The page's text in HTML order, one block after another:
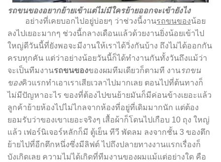
รถขนของอยากย้ายเข้าแต่ไม่มีใครย้ายออกจะเข้ายังไง
อย่างที่เคยบอกไปอยู่บ่อยๆ ว่าช่วงนี้งานรถขนของน้อย
ลงไปเยอะมากๆ ช่วงนี้กลางเดือนแล้วด้วยงานยิ่งน้อยเข้าไป
ใหญ่ดีวันนี้ที่ยังพอจะมีงานให้เราได้วิ่งกันบ้าง ถึงไม่ได้ออกกัน
ครบทุกคัน แต่ว่าอย่างน้อยวันนี้ก็ได้ทำงานกันทั้งวันถึงแม้ว่า
จะเป็นทีมงานรถขนของของผมทีมเดียวก็ตามที งานรถขน
ของคิวแรกทำเอาเราเสียเวลาไปมากเลย ตอนไปที่ต้นทางก็
ไม่มีปัญหาอะไร ของที่ต้องไปขนย้ายมันก็มีค่อนข้างเยอะแล้ว
ลูกค้าย้ายห้องไปไม่ไกลจากห้องที่อยู่ที่เดิมมากนัก แต่ต้อง
ยอมรับว่าของเขาเยอะจริงๆ เสื้อผ้าก็โดนไปเกือบ 10 ถุง ใหญ่
แล้ว เฟอร์นิเจอร์หลักก็มี ตู้เย็น ทีวี พัดลม ลงจากชั้น 3 ของตึก
ย้ายไปที่อีกตึกหนึ่งซึ่งมีลิฟต์ ไปถึงปลายทางงานแรกเรื่องก็
บังเกิดเลย ความไม่ได้เกิดที่ทีมงานของผมแม้แต่อย่างใด คือ